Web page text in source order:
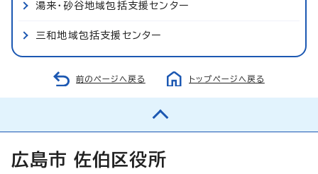
湯来・砂谷地域包括支援センター
三和地域包括支援センター
前のページへ戻る トップページへ戻る
広島市 佐伯区役所